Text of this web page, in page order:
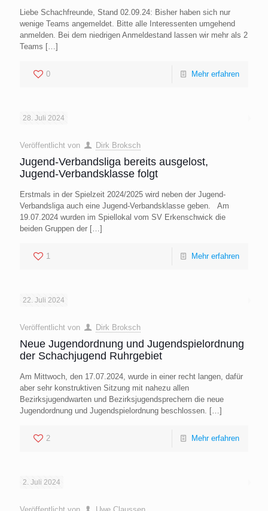
Liebe Schachfreunde, Stand 02.09.24: Bisher haben sich nur
wenige Teams angemeldet. Bitte alle Interessenten umgehend
anmelden. Bei dem niedrigen Anmeldestand lassen wir mehr als 2
Teams […]
0 Mehr erfahren
28. Juli 2024
Veröffentlicht von Dirk Broksch
Jugend-Verbandsliga bereits ausgelost,
Jugend-Verbandsklasse folgt
Erstmals in der Spielzeit 2024/2025 wird neben der Jugend-
Verbandsliga auch eine Jugend-Verbandsklasse geben. Am
19.07.2024 wurden im Spiellokal vom SV Erkenschwick die
beiden Gruppen der […]
1 Mehr erfahren
22. Juli 2024
Veröffentlicht von Dirk Broksch
Neue Jugendordnung und Jugendspielordnung
der Schachjugend Ruhrgebiet
Am Mittwoch, den 17.07.2024, wurde in einer recht langen, dafür
aber sehr konstruktiven Sitzung mit nahezu allen
Bezirksjugendwarten und Bezirksjugendsprechern die neue
Jugendordnung und Jugendspielordnung beschlossen. […]
2 Mehr erfahren
2. Juli 2024